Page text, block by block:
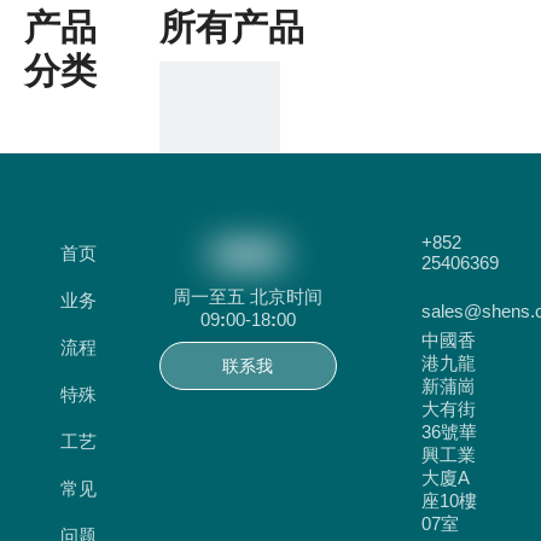
产品
分类
所有产品
首页
业务
流程
特殊
工艺
常见
问题
周一至五 北京时间
09:00-18:00
联系我
+852
25406369
中國香
港九龍
新蒲崗
大有街
36號華
興工業
大廈A
座10樓
07室